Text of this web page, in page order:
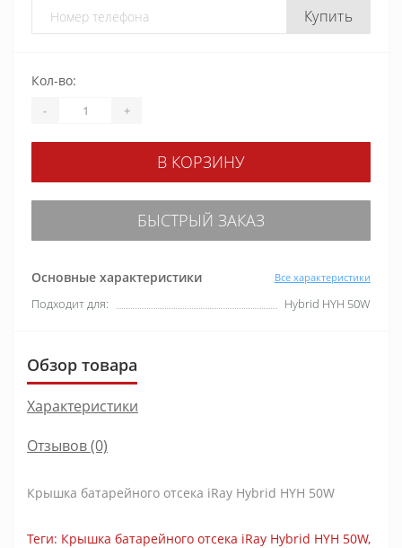
Купить
Основные характеристики Все характеристики
Подходит для: Hybrid HYH 50W
Кол-во:
- +
В КОРЗИНУ
БЫСТРЫЙ ЗАКАЗ
Обзор товара
Характеристики
Отзывов (0)
Крышка батарейного отсека iRay Hybrid HYH 50W
Теги: Крышка батарейного отсека iRay Hybrid HYH 50W,